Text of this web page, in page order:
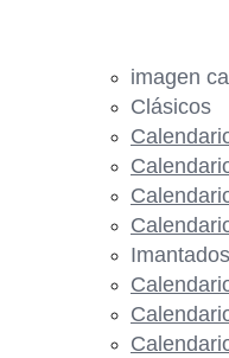
imagen
Clásicos
Imantados